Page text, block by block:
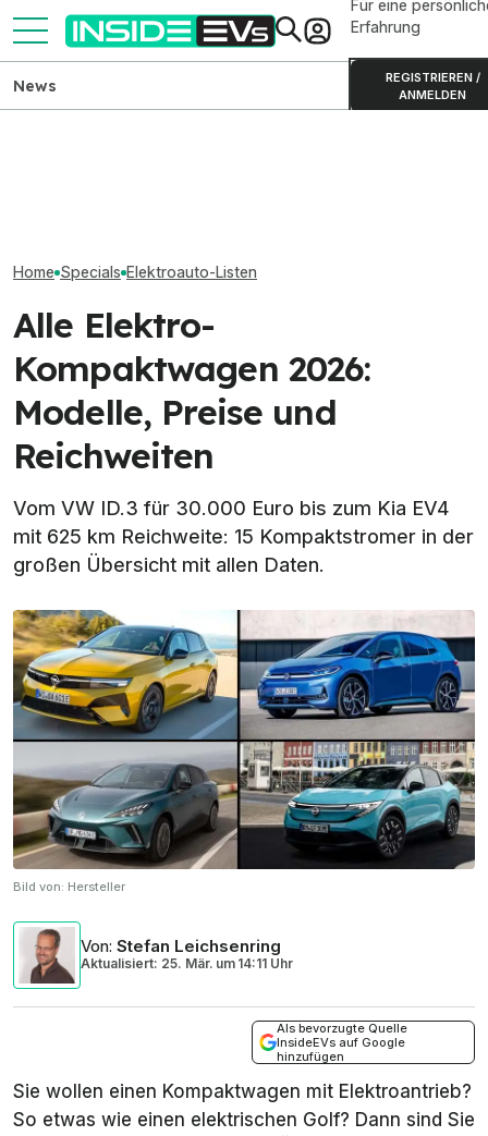
Für eine
Erfahrung
REGISTRIEREN /
ANMELDEN
News
Home Specials Elektroauto-Listen
Alle Elektro-
Kompaktwagen 2026:
Modelle, Preise und
Reichweiten
Vom VW ID.3 für 30.000 Euro bis zum Kia EV4
mit 625 km Reichweite: 15 Kompaktstromer in der
großen Übersicht mit allen Daten.
Bild von: Hersteller
Von: Stefan Leichsenring
Aktualisiert: 25. Mär. um 14:11 Uhr
Als bevorzugte Quelle
InsideEVs auf Google
hinzufügen
Sie wollen einen Kompaktwagen mit Elektroantrieb?
So etwas wie einen elektrischen Golf? Dann sind Sie